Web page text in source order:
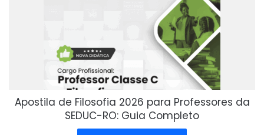
Apostila de Filosofia 2026 para Professores da
SEDUC-RO: Guia Completo